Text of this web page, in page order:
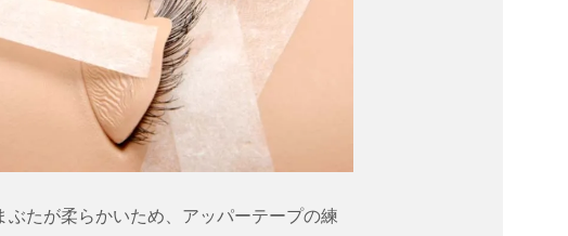
ぶたが柔らかいため、アッパーテープの練